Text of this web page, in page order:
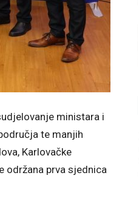
ministara i
te manjih
Karlovačke
održana prva sjednica